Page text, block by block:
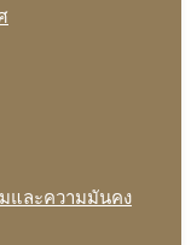
และความมันคง